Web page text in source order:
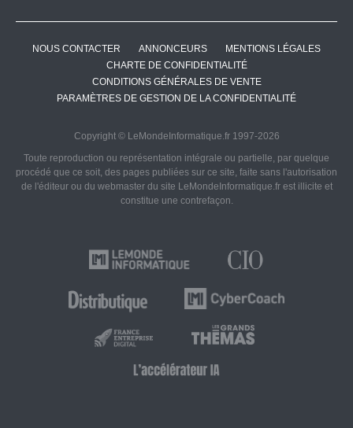
NOUS CONTACTER ANNONCEURS
MENTIONS LÉGALES
CHARTE DE CONFIDENTIALITÉ
CONDITIONS GÉNÉRALES DE VENTE
PARAMÈTRES DE GESTION DE LA CONFIDENTIALITÉ
Copyright © LeMondeInformatique.fr 1997-2026
Toute reproduction ou représentation intégrale ou partielle, par quelque
procédé que ce soit, des pages publiées sur ce site, faite sans l'autorisation
de l'éditeur ou du webmaster du site LeMondeInformatique.fr est illicite et
constitue une contrefaçon.